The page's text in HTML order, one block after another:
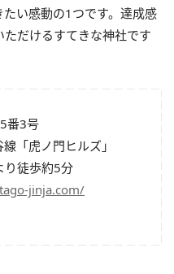
い感動の1つです。達成感
だけるすてきな神社です
番3号
「虎ノ門ヒルズ」
り徒歩約5分
jinja.com/